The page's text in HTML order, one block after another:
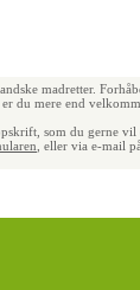
madretter.
du mere end
som du gerne vil
, eller via e-mail